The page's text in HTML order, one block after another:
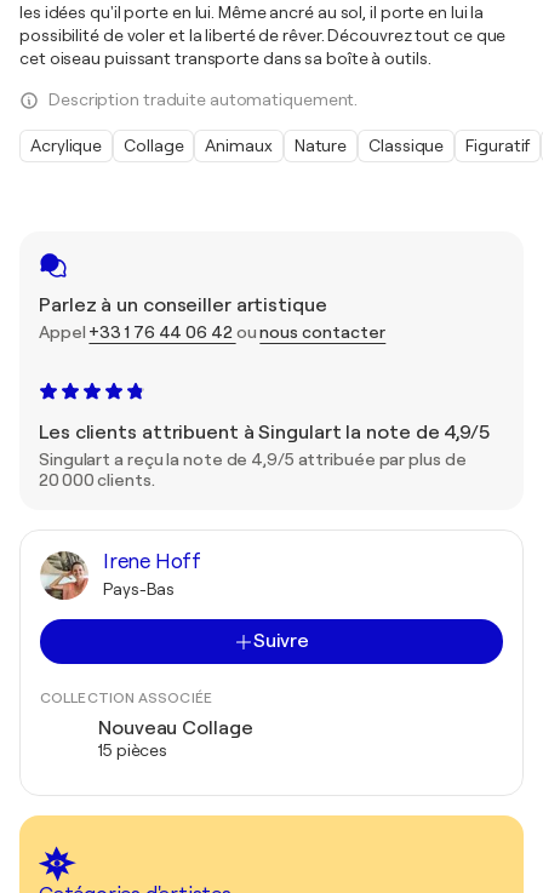
Parlez à un conseiller artistique
Appel +33 1 76 44 06 42 ounous contacter
Les clients attribuent à Singulart la note de 4,9/5
Singulart a reçu la note de 4,9/5 attribuée par plus de
20 000 clients.
Irene Hoff
Pays-Bas
Suivre
COLLECTION ASSOCIÉE
Nouveau Collage
15 pièces
les idées qu'il porte en lui. Même ancré au sol, il porte en lui la
possibilité de voler et la liberté de rêver. Découvrez tout ce que
cet oiseau puissant transporte dans sa boîte à outils.
Description traduite automatiquement.
Acrylique Collage Animaux Nature Classique Figuratif